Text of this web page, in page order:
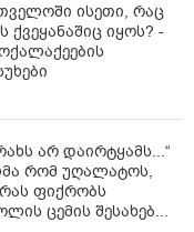
ისეთი, რაც
ქვეყანაშიც იყოს? -
არ დაირტყამს...“
რომ უღალატოს,
ფიქრობს
ცემის შესახებ...